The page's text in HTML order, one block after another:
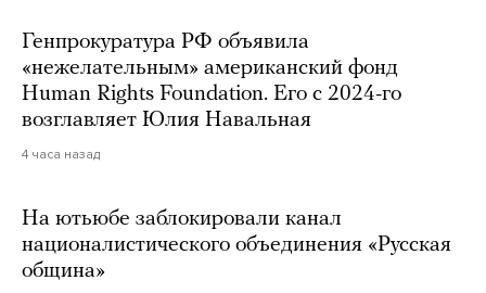
Генпрокуратура РФ объявила
«нежелательным» американский фонд
Human Rights Foundation. Его с 2024-го
возглавляет Юлия Навальная
4 часа назад
На ютьюбе заблокировали канал
националистического объединения «Русская
община»